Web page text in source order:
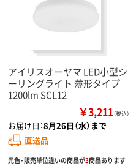
アイリスオーヤマ LED小型シ
ーリングライト 薄形タイプ
1200lm SCL12
￥3,211（税込）
お届け日：8月26日（水）まで
直送品
光色・販売単位違いの商品が3商品あります